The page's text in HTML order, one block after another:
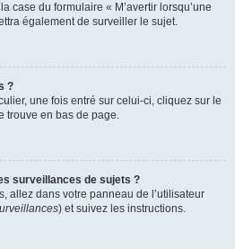
case du formulaire « M’avertir lorsqu’une
également de surveiller le sujet.
?
une fois entré sur celui-ci, cliquez sur le
trouve en bas de page.
surveillances de sujets ?
allez dans votre panneau de l’utilisateur
) et suivez les instructions.